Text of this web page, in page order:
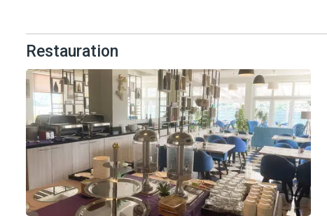
Restauration